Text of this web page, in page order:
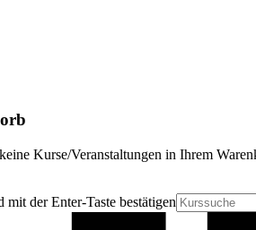
Kurse/Veranstaltungen in Ihrem
der Enter-Taste bestätigen